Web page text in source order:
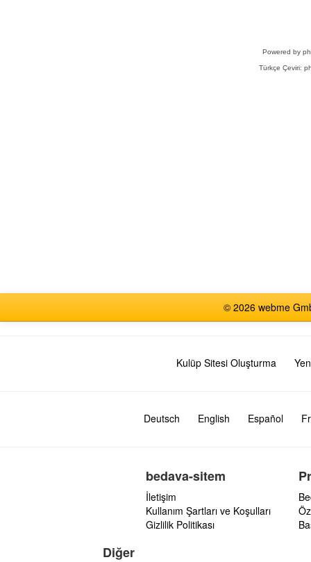
Powered by
Türkçe Çeviri:
© 2026 webme
Kulüp Sitesi Oluşturma
Deutsch English Español
bedava-sitem
İletişim
Kullanım Şartları ve Koşulları
Gizlilik Politikası
Diğer